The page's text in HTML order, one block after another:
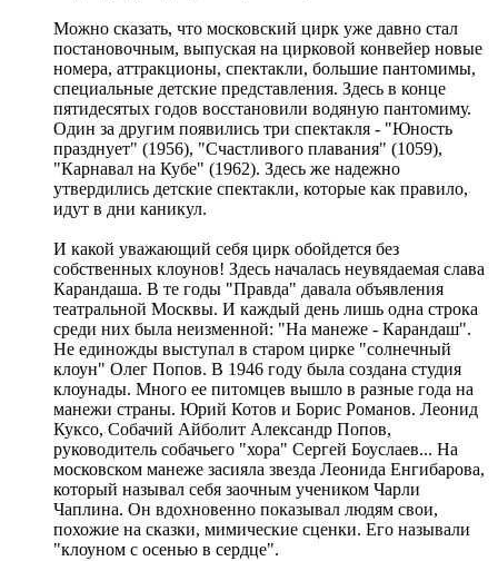
Можно сказать, что московский цирк уже давно стал
постановочным, выпуская на цирковой конвейер новые
номера, аттракционы, спектакли, большие пантомимы,
специальные детские представления. Здесь в конце
пятидесятых годов восстановили водяную пантомиму.
Один за другим появились три спектакля - "Юность
празднует" (1956), "Счастливого плавания" (1059),
"Карнавал на Кубе" (1962). Здесь же надежно
утвердились детские спектакли, которые как правило,
идут в дни каникул.
И какой уважающий себя цирк обойдется без
собственных клоунов! Здесь началась неувядаемая слава
Карандаша. В те годы "Правда" давала объявления
театральной Москвы. И каждый день лишь одна строка
среди них была неизменной: "На манеже - Карандаш".
Не единожды выступал в старом цирке "солнечный
клоун" Олег Попов. В 1946 году была создана студия
клоунады. Много ее питомцев вышло в разные года на
манежи страны. Юрий Котов и Борис Романов. Леонид
Куксо, Собачий Айболит Александр Попов,
руководитель собачьего "хора" Сергей Боуслаев... На
московском манеже засияла звезда Леонида Енгибарова,
который называл себя заочным учеником Чарли
Чаплина. Он вдохновенно показывал людям свои,
похожие на сказки, мимические сценки. Его называли
"клоуном с осенью в сердце".